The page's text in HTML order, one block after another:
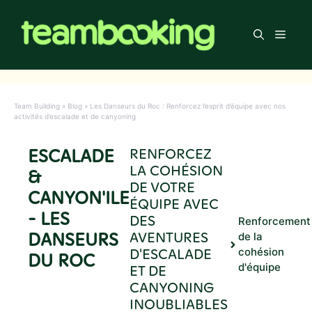
contenu
Menu
Team Building » Blog » Les Danseurs du Roc : Renforcez l’esprit d’équipe avec nos
activités d’escalade et de canyoning
ESCALADE
&
CANYON'ILE
- LES
DANSEURS
DU ROC
RENFORCEZ
LA COHÉSION
DE VOTRE
ÉQUIPE AVEC
DES
AVENTURES
D'ESCALADE
ET DE
CANYONING
INOUBLIABLES
Renforcement
de la
cohésion
d'équipe